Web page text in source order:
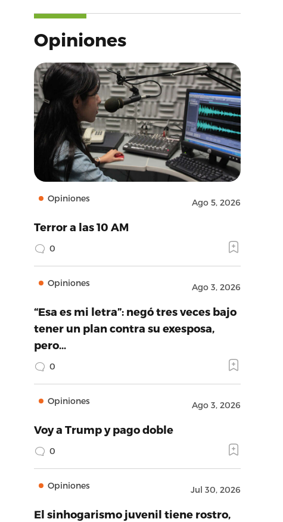
Opiniones
Opiniones Ago 5, 2026
Terror a las 10 AM
0
Opiniones Ago 3, 2026
“Esa es mi letra”: negó tres veces bajo
tener un plan contra su exesposa,
pero…
0
Opiniones Ago 3, 2026
Voy a Trump y pago doble
0
Opiniones Jul 30, 2026
El sinhogarismo juvenil tiene rostro,